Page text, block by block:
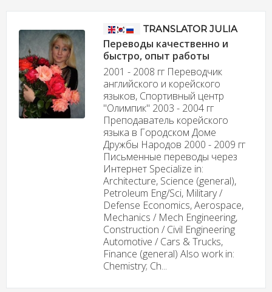
TRANSLATOR JULIA
Переводы качественно и
быстро, опыт работы
2001 - 2008 гг Переводчик
английского и корейского
языков, Спортивный центр
"Олимпик" 2003 - 2004 гг
Преподаватель корейского
языка в Городском Доме
Дружбы Народов 2000 - 2009 гг
Письменные переводы через
Интернет Specialize in:
Architecture, Science (general),
Petroleum Eng/Sci, Military /
Defense Economics, Aerospace,
Mechanics / Mech Engineering,
Construction / Civil Engineering
Automotive / Cars & Trucks,
Finance (general) Also work in:
Chemistry; Ch...